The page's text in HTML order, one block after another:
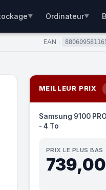
▼ Ordinateur▼
EAN :
MEILLEUR PRIX
Samsung 9100
- 4 To
PRIX LE PLUS BAS